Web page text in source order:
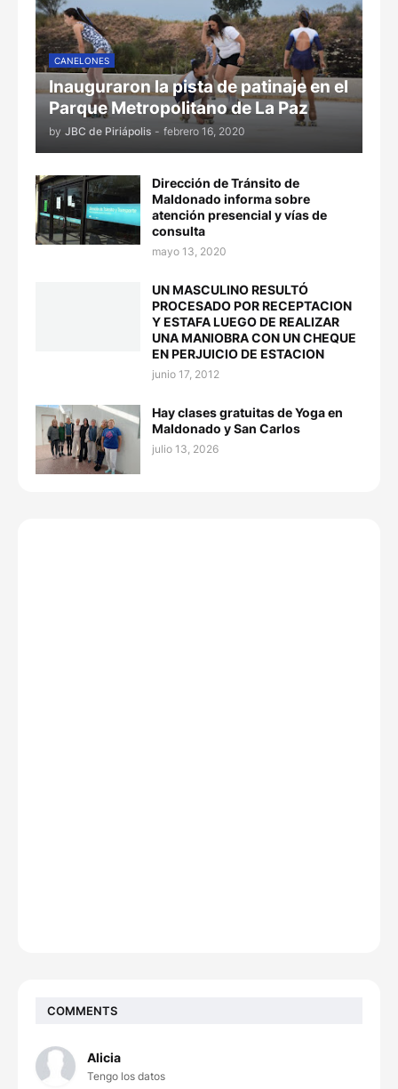
CANELONES
Inauguraron la pista de patinaje en el
Parque Metropolitano de La Paz
by JBC de Piriápolis - febrero 16, 2020
Dirección de Tránsito de
Maldonado informa sobre
atención presencial y vías de
consulta
mayo 13, 2020
UN MASCULINO RESULTÓ
PROCESADO POR RECEPTACION
Y ESTAFA LUEGO DE REALIZAR
UNA MANIOBRA CON UN CHEQUE
EN PERJUICIO DE ESTACION
junio 17, 2012
Hay clases gratuitas de Yoga en
Maldonado y San Carlos
julio 13, 2026
COMMENTS
Alicia
Tengo los datos